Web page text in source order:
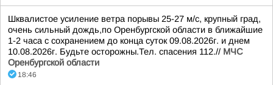
Шквалистое усиление ветра порывы 25-27 м/с, крупный град,
очень сильный дождь,по Оренбургской области в ближайшие
1-2 часа с сохранением до конца суток 09.08.2026г. и днем
10.08.2026г. Будьте осторожны.Тел. спасения 112.// МЧС
Оренбургской области
18:46